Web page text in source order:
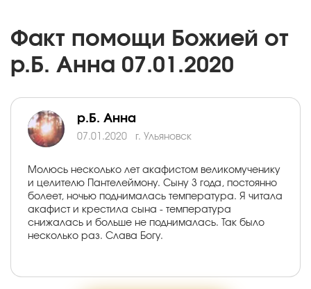
Факт помощи Божией от
р.Б. Анна 07.01.2020
р.Б. Анна
07.01.2020 г. Ульяновск
Молюсь несколько лет акафистом великомученику
и целителю Пантелеймону. Сыну 3 года, постоянно
болеет, ночью поднималась температура. Я читала
акафист и крестила сына - температура
снижалась и больше не поднималась. Так было
несколько раз. Слава Богу.